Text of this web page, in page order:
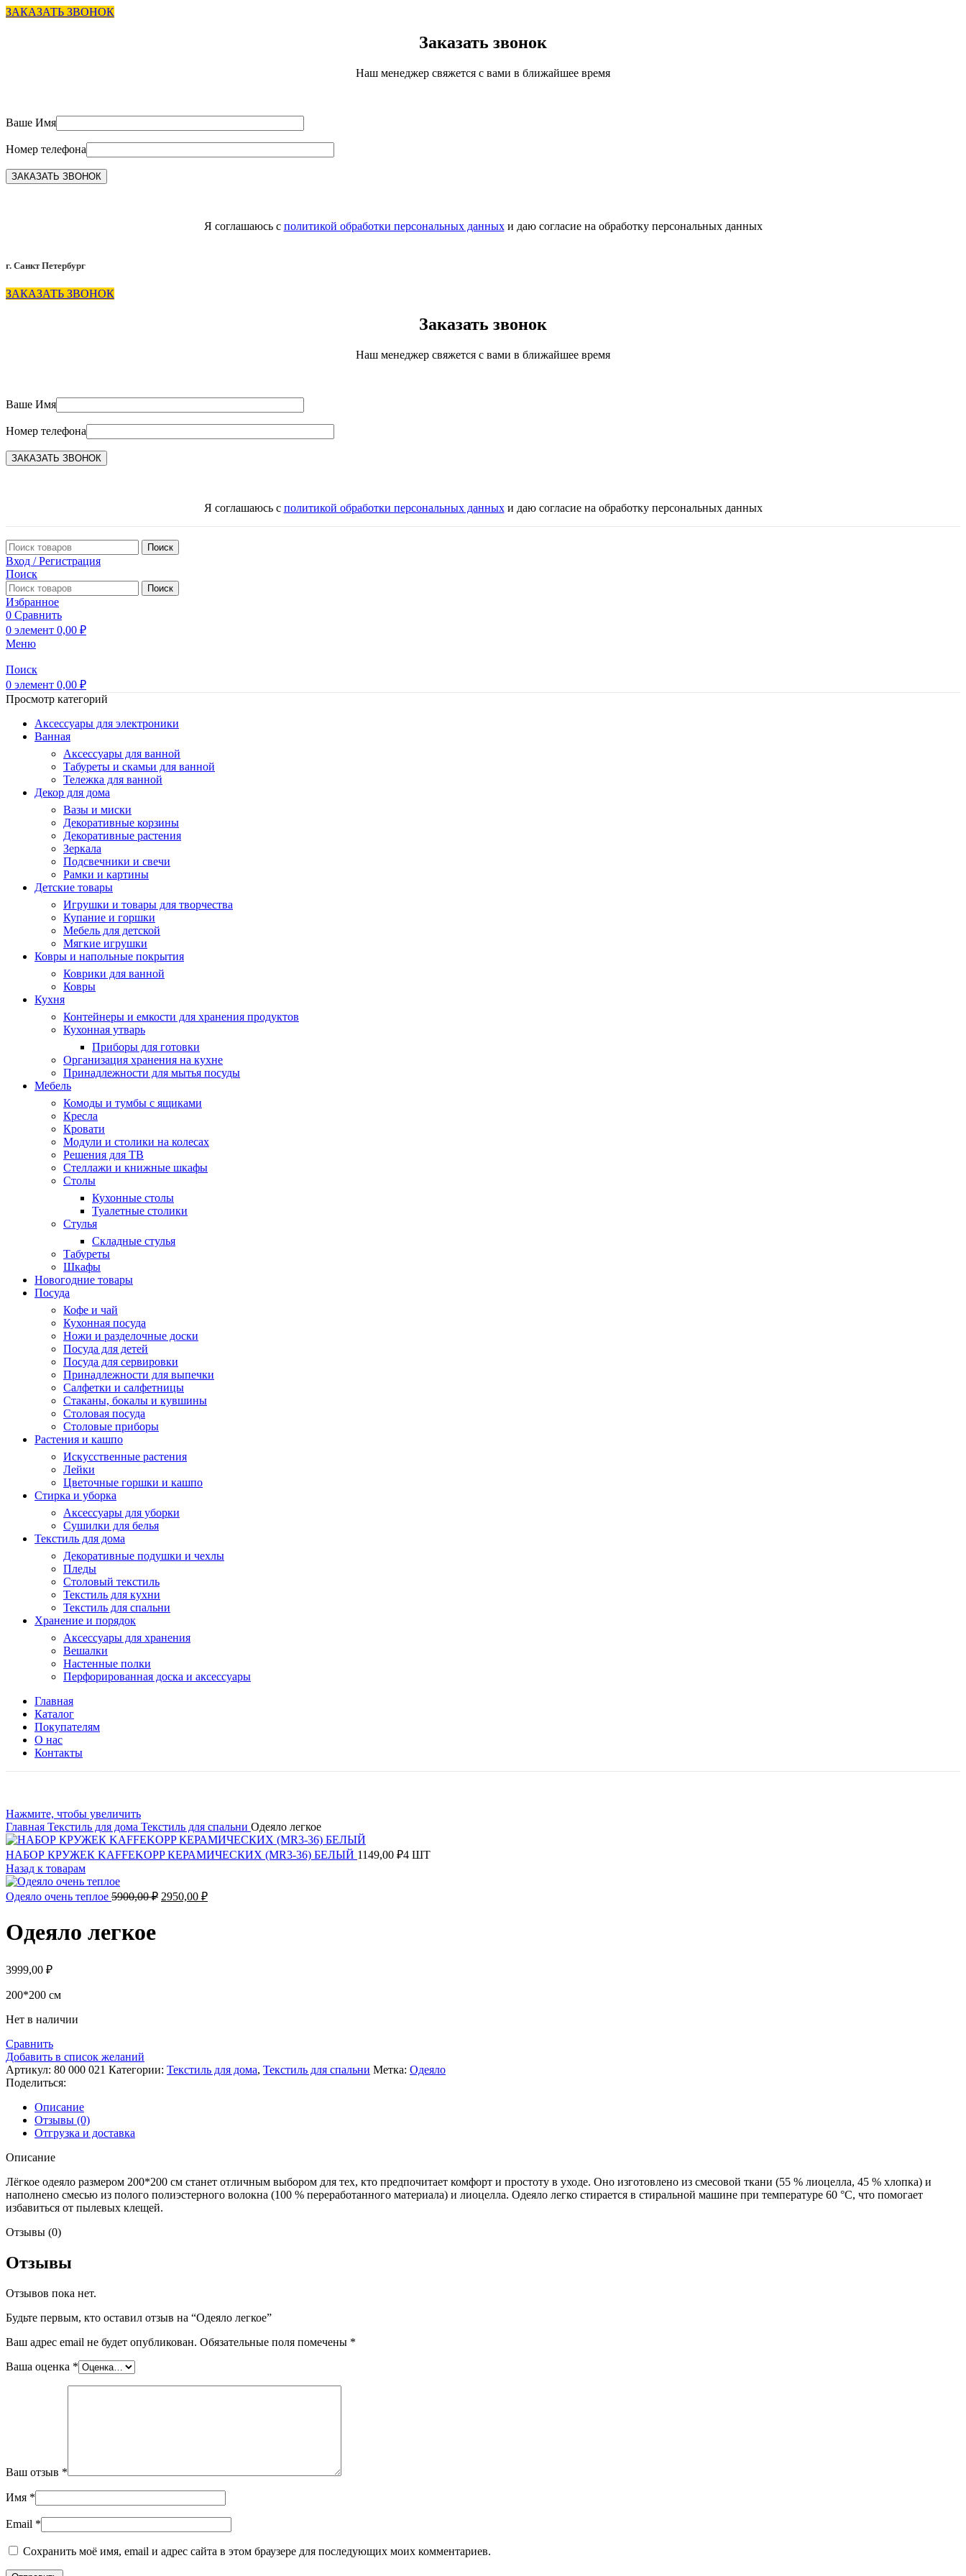
ЗАКАЗАТЬ ЗВОНОК
Заказать звонок
Наш менеджер свяжется с вами в ближайшее время
Ваше Имя
Номер телефона
Я соглашаюсь с политикой обработки персональных данныхи даю согласие на обработку персональных данных
г. Санкт Петербург
ЗАКАЗАТЬ ЗВОНОК
Заказать звонок
Наш менеджер свяжется с вами в ближайшее время
Ваше Имя
Номер телефона
Я соглашаюсь с политикой обработки персональных данныхи даю согласие на обработку персональных данных
Поиск
Вход / Регистрация
Поиск
Поиск
Избранное
0 Сравнить
0 элемент 0,00 ₽
Меню
Поиск
0 элемент 0,00 ₽
Просмотр категорий
Аксессуары для электроники
Ванная
Аксессуары для ванной
Табуреты и скамьи для ванной
Тележка для ванной
Декор для дома
Вазы и миски
Декоративные корзины
Декоративные растения
Зеркала
Подсвечники и свечи
Рамки и картины
Детские товары
Игрушки и товары для творчества
Купание и горшки
Мебель для детской
Мягкие игрушки
Ковры и напольные покрытия
Коврики для ванной
Ковры
Кухня
Контейнеры и емкости для хранения продуктов
Кухонная утварь
Приборы для готовки
Организация хранения на кухне
Принадлежности для мытья посуды
Мебель
Комоды и тумбы с ящиками
Кресла
Кровати
Модули и столики на колесах
Решения для ТВ
Стеллажи и книжные шкафы
Столы
Кухонные столы
Туалетные столики
Стулья
Складные стулья
Табуреты
Шкафы
Новогодние товары
Посуда
Кофе и чай
Кухонная посуда
Ножи и разделочные доски
Посуда для детей
Посуда для сервировки
Принадлежности для выпечки
Салфетки и салфетницы
Стаканы, бокалы и кувшины
Столовая посуда
Столовые приборы
Растения и кашпо
Искусственные растения
Лейки
Цветочные горшки и кашпо
Стирка и уборка
Аксессуары для уборки
Сушилки для белья
Текстиль для дома
Декоративные подушки и чехлы
Пледы
Столовый текстиль
Текстиль для кухни
Текстиль для спальни
Хранение и порядок
Аксессуары для хранения
Вешалки
Настенные полки
Перфорированная доска и аксессуары
Главная
Каталог
Покупателям
О нас
Контакты
Нажмите, чтобы увеличить
Главная Текстиль для дома Текстиль для спальни Одеяло легкое
НАБОР КРУЖЕК KAFFEKOPP КЕРАМИЧЕСКИХ (MR3-36) БЕЛЫЙ 1149,00 ₽4 ШТ
Назад к товарам
Одеяло очень теплое 5900,00₽ Первоначальная
2950,00 ₽Текущая
Одеяло легкое
3999,00 ₽
200*200 см
Нет в наличии
Сравнить
Добавить в список желаний
Артикул: 80 000 021 Категории: Текстиль для дома, Текстиль для спальни Метка: Одеяло
Поделиться:
Описание
Отзывы (0)
Отгрузка и доставка
Описание
Лёгкое одеяло размером 200*200 см станет отличным выбором для тех, кто предпочитает комфорт и простоту в уходе. Оно изготовлено из смесовой ткани (55 % лиоцелла, 45 % хлопка) и
наполнено смесью из полого полиэстерного волокна (100 % переработанного материала) и лиоцелла. Одеяло легко стирается в стиральной машине при температуре 60 °C, что помогает
избавиться от пылевых клещей.
Отзывы (0)
Отзывы
Отзывов пока нет.
Будьте первым, кто оставил отзыв на “Одеяло легкое”
Ваш адрес email не будет опубликован. Обязательные поля помечены *
Ваша оценка *
Ваш отзыв *
Имя *
Email *
Сохранить моё имя, email и адрес сайта в этом браузере для последующих моих комментариев.